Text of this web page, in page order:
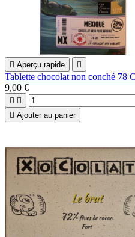
 Aperçu rapide 
Tablette chocolat non conché 78
9,00 €
 
 Ajouter au panier